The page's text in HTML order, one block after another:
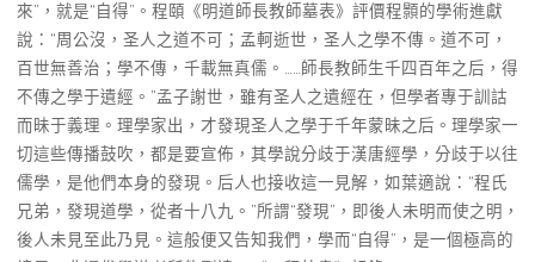
來”，就是“自得”。程頤《明道師長教師墓表》評價程顥的學術進獻
說：“周公沒，圣人之道不可；孟軻逝世，圣人之學不傳。道不可，
百世無善治；學不傳，千載無真儒。……師長教師生千四百年之后，得
不傳之學于遺經。”孟子謝世，雖有圣人之遺經在，但學者專于訓詁
而昧于義理。理學家出，才發現圣人之學于千年蒙昧之后。理學家一
切這些傳播鼓吹，都是要宣佈，其學說分歧于漢唐經學，分歧于以往
儒學，是他們本身的發現。后人也接收這一見解，如葉適說：“程氏
兄弟，發現道學，從者十八九。”所謂“發現”，即後人未明而使之明，
後人未見至此乃見。這般便又告知我們，學而“自得”，是一個極高的